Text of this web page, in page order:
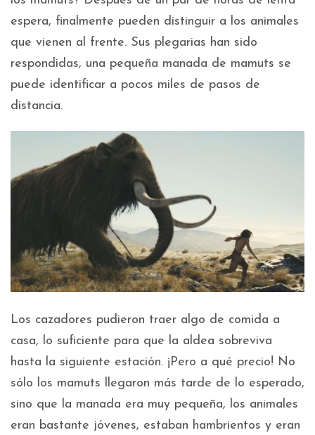
espera, finalmente pueden distinguir a los animales
que vienen al frente. Sus plegarias han sido
respondidas, una pequeña manada de mamuts se
puede identificar a pocos miles de pasos de
distancia.
Los cazadores pudieron traer algo de comida a
casa, lo suficiente para que la aldea sobreviva
hasta la siguiente estación. ¡Pero a qué precio! No
sólo los mamuts llegaron más tarde de lo esperado,
sino que la manada era muy pequeña, los animales
eran bastante jóvenes, estaban hambrientos y eran